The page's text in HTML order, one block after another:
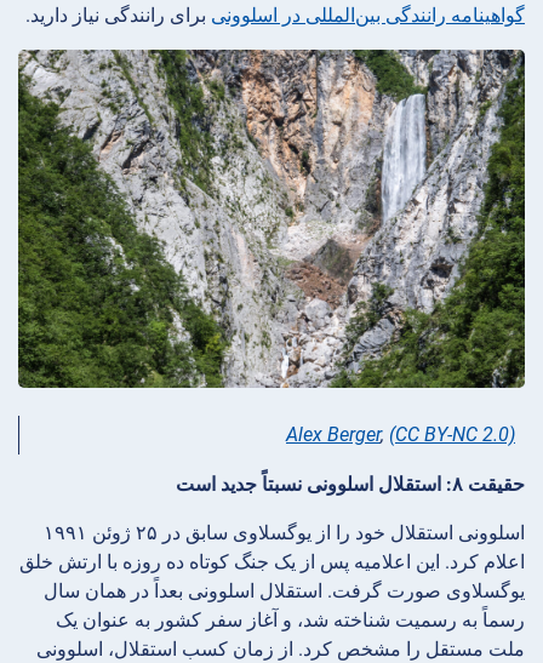
گواهینامه رانندگی بین‌المللی در اسلوونی برای رانندگی نیاز دارید.
Alex Berger, (CC BY-NC 2.0)
حقیقت ۸: استقلال اسلوونی نسبتاً جدید است
اسلوونی استقلال خود را از یوگسلاوی سابق در ۲۵ ژوئن ۱۹۹۱
اعلام کرد. این اعلامیه پس از یک جنگ کوتاه ده روزه با ارتش خلق
یوگسلاوی صورت گرفت. استقلال اسلوونی بعداً در همان سال
رسماً به رسمیت شناخته شد، و آغاز سفر کشور به عنوان یک
ملت مستقل را مشخص کرد. از زمان کسب استقلال، اسلوونی